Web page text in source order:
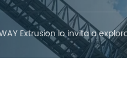
Extrusion lo invita a